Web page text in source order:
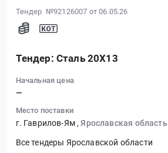
Тендер №92126007 от 06.05.26
Тендер: Сталь 20Х13
Начальная цена
—
Место поставки
г. Гаврилов-Ям ,Ярославская область
Все тендеры Ярославской области